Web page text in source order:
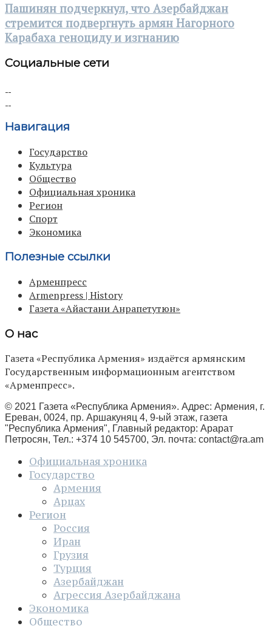
Пашинян подчеркнул, что Азербайджан
стремится подвергнуть армян Нагорного
Карабаха геноциду и изгнанию
Социальные сети
Навигация
Государство
Культура
Общество
Официальная хроника
Регион
Спорт
Экономика
Полезные ссылки
Арменпресс
Armenpress | History
Газета «Айастани Анрапетутюн»
О нас
Газета «Республика Армения» издаётся армянским
Государственным информационным агентством
«Арменпресс».
© 2021 Газета «Республика Армения». Адрес: Армения, г.
Ереван, 0024, пр. Аршакуняц 4, 9-ый этаж, газета
"Республика Армения", Главный редактор: Арарат
Петросян, Тел.: +374 10 545700, Эл. почта: contact@ra.am
Официальная хроника
Государство
Армения
Арцах
Регион
Россия
Иран
Грузия
Турция
Азербайджан
Агрессия Азербайджана
Экономика
Общество